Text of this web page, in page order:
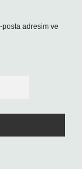
posta adresim ve